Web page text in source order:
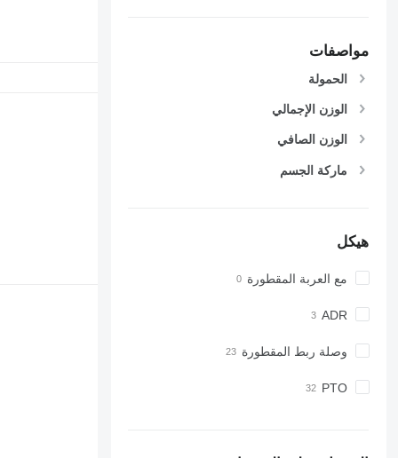
مواصفات
الحمولة
الوزن الإجمالي
الوزن الصافي
ماركة الجسم
هيكل
مع العربة المقطورة
ADR
وصلة ربط المقطورة
PTO